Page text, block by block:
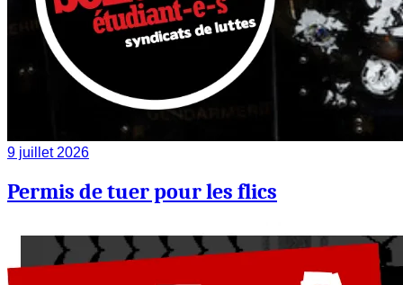
9 juillet 2026
Permis de tuer pour les flics